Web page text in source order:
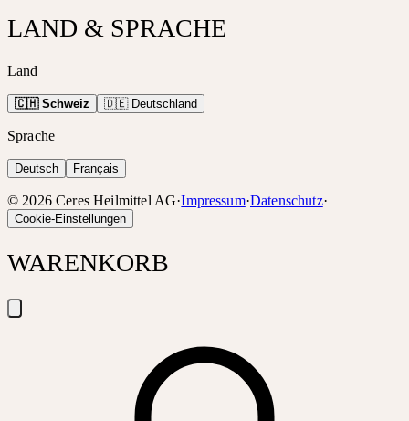
LAND & SPRACHE
Land
🇨🇭 Schweiz 🇩🇪 Deutschland
Sprache
Deutsch Français
© 2026 Ceres Heilmittel AG·Impressum·Datenschutz·
Cookie-Einstellungen
WARENKORB